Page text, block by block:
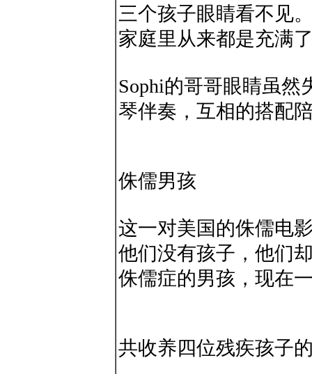
三个孩子眼睛看不见
家庭里从来都是充满
Sophi的哥哥眼睛虽然
琴伴奏，互相的搭配
侏儒男孩
这一对美国的侏儒电
他们没有孩子，他们
侏儒症的男孩，现在
共收养四位残疾孩子